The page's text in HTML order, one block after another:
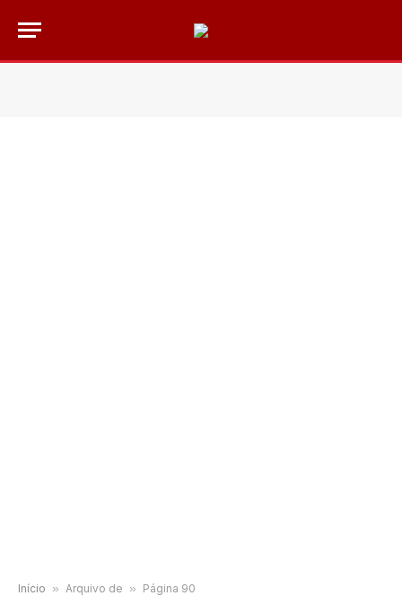
Início » Arquivo de » Página 90